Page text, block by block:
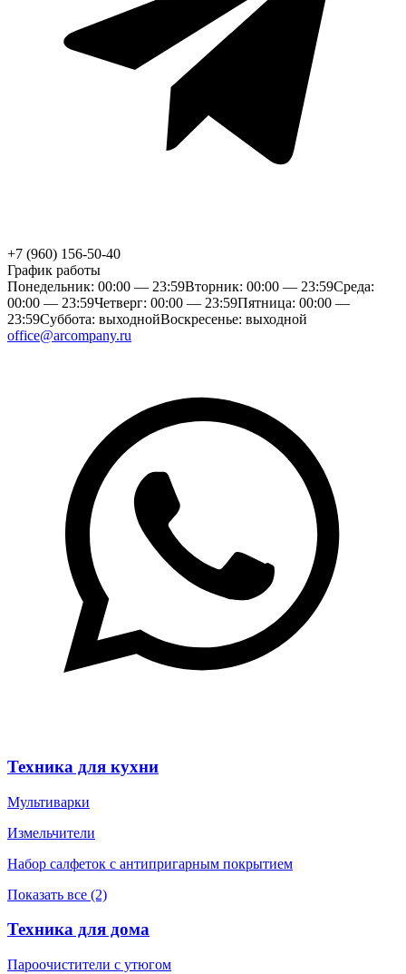
+7 (960) 156-50-40
График работы
Понедельник: 00:00 — 23:59Вторник: 00:00 — 23:59Среда:
00:00 — 23:59Четверг: 00:00 — 23:59Пятница: 00:00 —
23:59Суббота: выходнойВоскресенье: выходной
office@arcompany.ru
Техника для кухни
Мультиварки
Измельчители
Набор салфеток с антипригарным покрытием
Показать все (2)
Техника для дома
Пароочистители с утюгом